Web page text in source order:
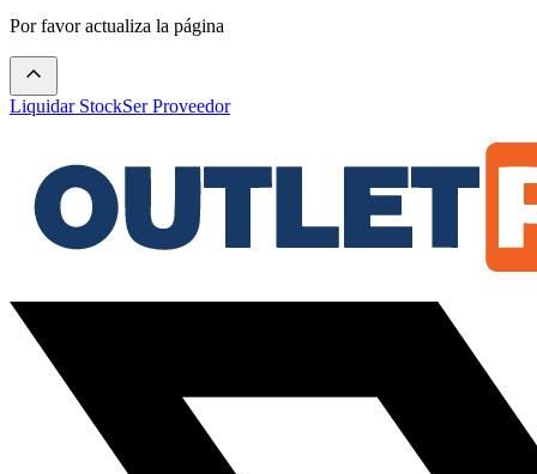
Por favor actualiza la página
Liquidar StockSer Proveedor